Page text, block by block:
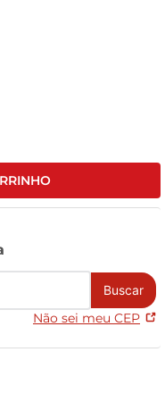
Buscar
Não sei meu CEP